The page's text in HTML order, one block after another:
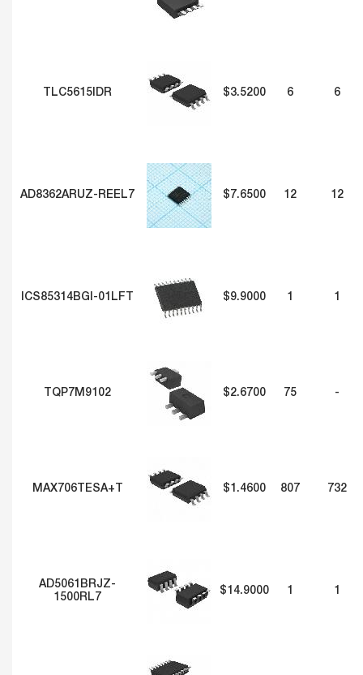
TLC5615IDR $3.5200 6 6
AD8362ARUZ-REEL7 $7.6500 12 12
ICS85314BGI-01LFT $9.9000 1 1
TQP7M9102 $2.6700 75 -
MAX706TESA+T $1.4600 807 732
AD5061BRJZ-
1500RL7
$14.9000 1 1